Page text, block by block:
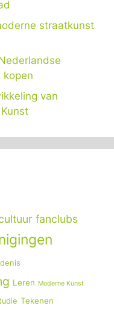
straatkunst
kopen
van
fanclubs
Leren Moderne Kunst
Tekenen